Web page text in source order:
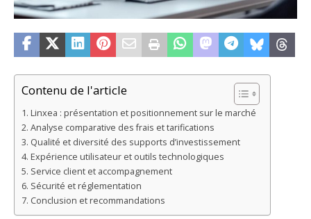
Contenu de l'article
Linxea : présentation et positionnement sur le marché
Analyse comparative des frais et tarifications
Qualité et diversité des supports d’investissement
Expérience utilisateur et outils technologiques
Service client et accompagnement
Sécurité et réglementation
Conclusion et recommandations